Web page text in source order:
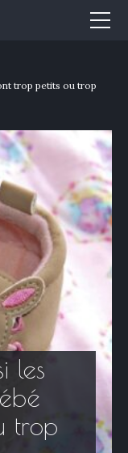
les
trop
trop petits ou trop